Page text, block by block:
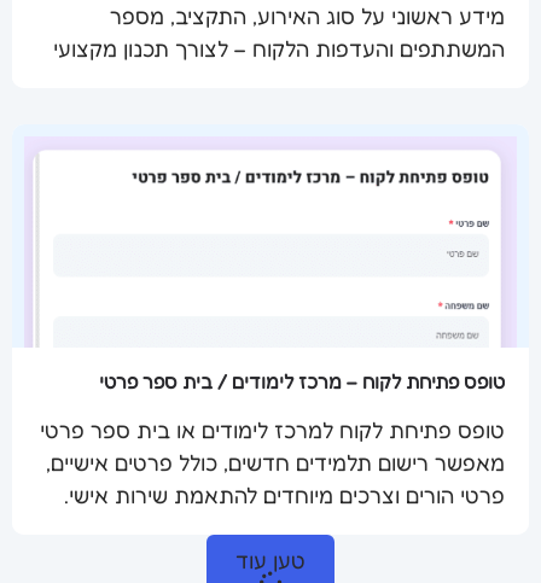
שלח מסמך
מידע ראשוני על סוג האירוע, התקציב, מספר
המשתתפים והעדפות הלקוח – לצורך תכנון מקצועי
שלח מסמך
טופס פתיחת לקוח – מרכז לימודים / בית ספר פרטי
טופס פתיחת לקוח למרכז לימודים או בית ספר פרטי
מאפשר רישום תלמידים חדשים, כולל פרטים אישיים,
פרטי הורים וצרכים מיוחדים להתאמת שירות אישי.
טען עוד